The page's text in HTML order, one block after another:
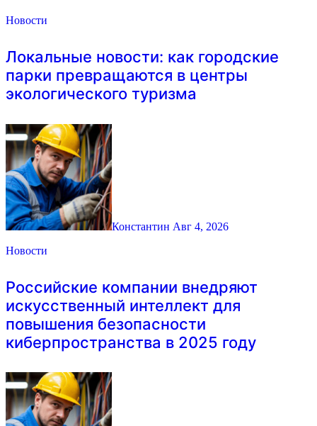
Новости
Локальные новости: как городские
парки превращаются в центры
экологического туризма
Константин Авг 4, 2026
Новости
Российские компании внедряют
искусственный интеллект для
повышения безопасности
киберпространства в 2025 году